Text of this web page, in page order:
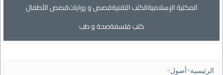
المكتبة الإسلاميةالكتب التقنيةقصص و رواياتقصص الأطفال
كتب فلسفةصحة و طب
الرئيسية> أصول>